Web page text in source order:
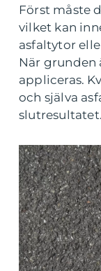
Först måste
vilket kan
asfaltytor
När grunden
appliceras.
och själva
slutresultatet.